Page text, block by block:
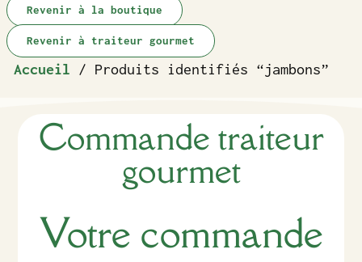
Revenir à la boutique
Revenir à traiteur gourmet
Accueil / Produits identifiés “jambons”
Commande traiteur
gourmet
Votre commande